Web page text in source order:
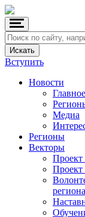
Вступить
Новости
Главное
Медиа
Регионы
Векторы
Проект